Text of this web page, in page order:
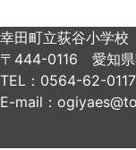
幸田町立荻谷小学校
〒444-0116 愛知県
TEL：0564-62-
E-mail：